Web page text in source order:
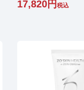
17,820 税込